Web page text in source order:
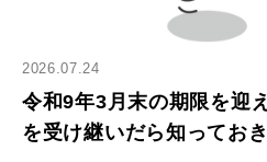
2026.07.24
令和9年3月末の期限を迎
を受け継いだら知ってお